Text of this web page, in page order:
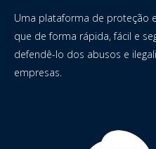
Uma plataforma de proteção
que de forma rápida, fácil e
defendê-lo dos abusos e
empresas.